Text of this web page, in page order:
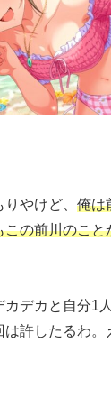
やけど、 俺は
の前川のこと
デカと自分1
許したるわ。